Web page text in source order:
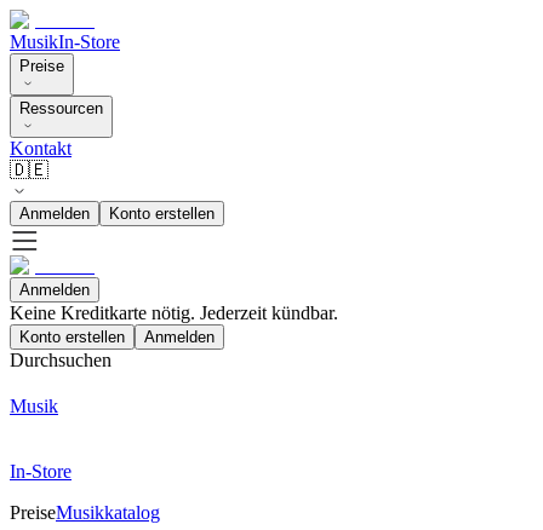
MusikIn-Store
Preise
Ressourcen
Kontakt
🇩🇪
Anmelden Konto erstellen
Anmelden
Keine Kreditkarte nötig. Jederzeit kündbar.
Konto erstellen Anmelden
Durchsuchen
Musik
In-Store
PreiseMusikkatalog